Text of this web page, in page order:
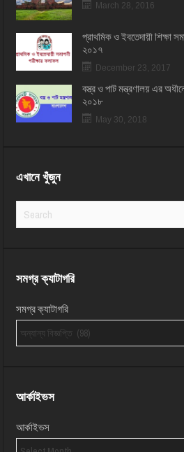
March 28, 2016
প্রাথমিক ও ইবতেদায়ী শিক্ষা
২০১৭
December 23, 2017
বস্ত্র ও পাট মন্ত্রণালয় এর
২০১৮
May 30, 2018
এখানে খুঁজুন
সমগ্র ক্যাটাগরি
সমগ্র ক্যাটাগরি
আর্কাইভস
আর্কাইভস